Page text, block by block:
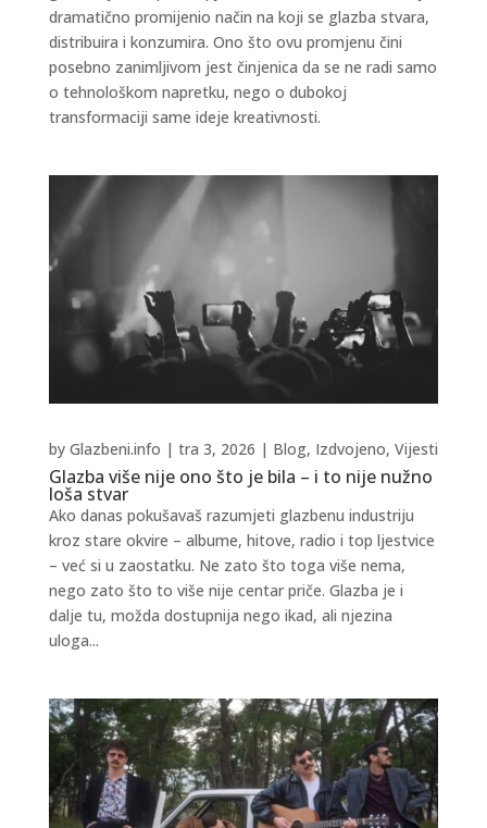
dramatično promijenio način na koji se glazba stvara,
distribuira i konzumira. Ono što ovu promjenu čini
posebno zanimljivom jest činjenica da se ne radi samo
o tehnološkom napretku, nego o dubokoj
transformaciji same ideje kreativnosti.
Glazba više nije ono što je bila – i to nije nužno
loša stvar
by Glazbeni.info | tra 3, 2026 | Blog, Izdvojeno, Vijesti
Ako danas pokušavaš razumjeti glazbenu industriju
kroz stare okvire – albume, hitove, radio i top ljestvice
– već si u zaostatku. Ne zato što toga više nema,
nego zato što to više nije centar priče. Glazba je i
dalje tu, možda dostupnija nego ikad, ali njezina
uloga...